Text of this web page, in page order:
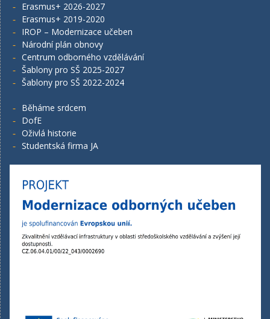
Erasmus+ 2026-2027
Erasmus+ 2019-2020
IROP – Modernizace učeben
Národní plán obnovy
Centrum odborného vzdělávání
Šablony pro SŠ 2025-2027
Šablony pro SŠ 2022-2024
Běháme srdcem
DofE
Oživlá historie
Studentská firma JA